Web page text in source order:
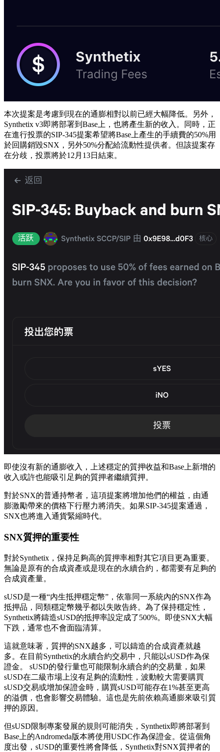
本次提案是考慮到現在的通膨相對以前已經大幅降低。另外，
Synthetix v3即將部署到Base上，也將產生新的收入。同時，正
在進行投票的SIP-345提案希望將Base上產生的手續費的50%用
於回購銷毀SNX，另外50%分配給流動性提供者。但該提案存
在分歧，投票將於12月13日結束。
即使沒有新的通膨收入，上述穩定的質押收益和Base上新增的
收入或許也能吸引足夠的質押者繼續質押。
對於SNX的普通持幣者，這項提案將增加他們的權益，由通
膨激勵帶來的價格下行壓力將消失。如果SIP-345提案通過，
SNX也將進入通貨緊縮時代。
SNX質押的重要性
對於Synthetix，保持足夠高的質押率相對其它項目更為重要。
無論是原有的合成資產或是現在的永續合約，都需要有足夠的
合成資產量。
sUSD是一種“內生抵押穩定幣”，依靠同一系統內的SNX作為
抵押品，同類穩定幣幾乎都以失敗告終。為了保持穩定性，
Synthetix將鑄造sUSD的抵押率設定成了500%。即使SNX大幅
下跌，通常也不會面臨清算。
這就意味著，質押的SNX越多，可以鑄造的合成資產就越
多。在目前Synthetix的永續合約交易中，只能以sUSD作為保
證金。 sUSD的發行量也可能限制永續合約的交易量，如果
sUSD在二級市場上沒有足夠的流動性，波動較大需要購買
sUSD交易或增加保證金時，購買sUSD可能存在1%甚至更高
的溢價，也會影響交易體驗。這也是先前依賴高通膨來吸引質
押的原因。
但sUSD限制專案發展的規則可能消失，Synthetix即將部署到
Base上的Andromeda版本將使用USDC作為保證金。從這個角
度出發，sUSD的重要性將會降低，Synthetix對SNX質押者的